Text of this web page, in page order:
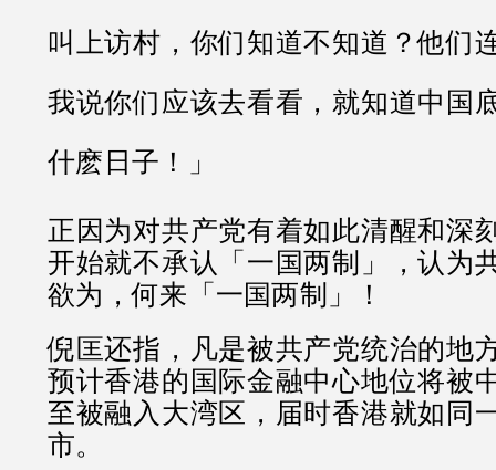
叫上访村，你们知道不知道？他们
我说你们应该去看看，就知道中国
什麽日子！」
正因为对共产党有着如此清醒和深
开始就不承认「一国两制」，认为
欲为，何来「一国两制」！
倪匡还指，凡是被共产党统治的地
预计香港的国际金融中心地位将被
至被融入大湾区，届时香港就如同
市。